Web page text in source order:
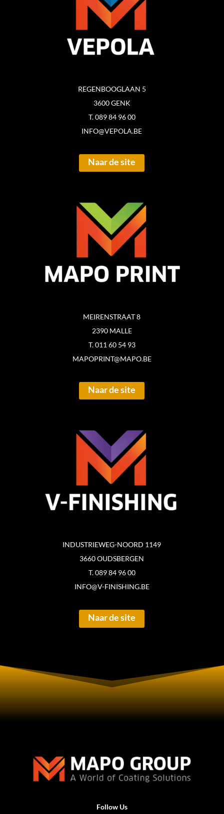
REGENBOOGLAAN 5
3600 GENK
T. 089 84 96 00
INFO@VEPOLA.BE
Naar de site
MEIRENSTRAAT 8
2390 MALLE
T. 011 60 54 93
MAPOPRINT@MAPO.BE
Naar de site
INDUSTRIEWEG-NOORD 1149
3660 OUDSBERGEN
T. 089 84 96 00
INFO@V-FINISHING.BE
Naar de site
Follow Us